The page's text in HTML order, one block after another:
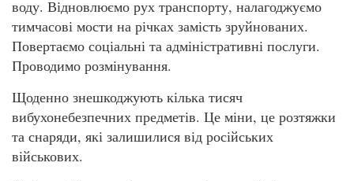
воду. Відновлюємо рух транспорту, налагоджуємо
тимчасові мости на річках замість зруйнованих.
Повертаємо соціальні та адміністративні послуги.
Проводимо розмінування.
Щоденно знешкоджують кілька тисяч
вибухонебезпечних предметів. Це міни, це розтяжки
та снаряди, які залишилися від російських
військових.